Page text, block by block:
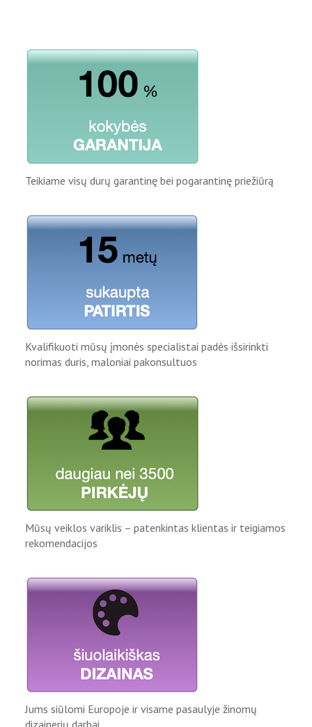
Teikiame visų durų garantinę bei pogarantinę priežiūrą
Kvalifikuoti mūsų įmonės specialistai padės išsirinkti
norimas duris, maloniai pakonsultuos
Mūsų veiklos variklis – patenkintas klientas ir teigiamos
rekomendacijos
Jums siūlomi Europoje ir visame pasaulyje žinomų
dizainerių darbai